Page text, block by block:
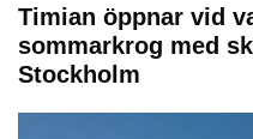
Timian öppnar vid
sommarkrog med
Stockholm